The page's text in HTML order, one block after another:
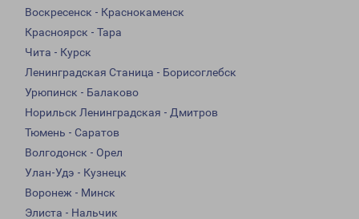
Воскресенск - Краснокаменск
Красноярск - Тара
Чита - Курск
Ленинградская Станица - Борисоглебск
Урюпинск - Балаково
Норильск Ленинградская - Дмитров
Тюмень - Саратов
Волгодонск - Орел
Улан-Удэ - Кузнецк
Воронеж - Минск
Элиста - Нальчик